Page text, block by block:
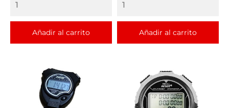
Añadir al carrito Añadir al carrito